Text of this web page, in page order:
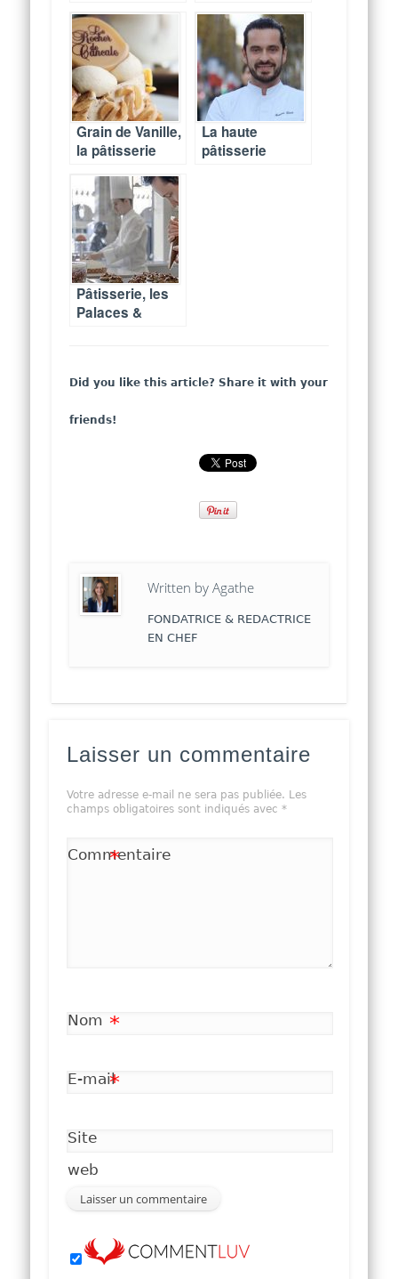
Chef pâtissier
de Gateaux
Thoumieux
(fermé depuis)
Marseille Hôtel-
Dieu
Grain de Vanille,
la pâtisserie
Cancale
La haute
pâtisserie
Pâtisserie, les
Palaces &
boutique
Did you like this article? Share it with your
friends!
Written byAgathe
FONDATRICE & REDACTRICE
EN CHEF
Laisser un commentaire
Votre adresse e-mail ne sera pas publiée. Les
champs obligatoires sont indiqués avec *
Commentaire
*
Nom *
E-mail*
Site
web